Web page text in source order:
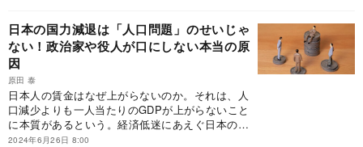
日本の国力減退は「人口問題」のせいじゃ
ない！政治家や役人が口にしない本当の原
因
原田 泰
日本人の賃金はなぜ上がらないのか。それは、人
口減少よりも一人当たりのGDPが上がらないこと
に本質があるという。経済低迷にあえぐ日本の問
題点を、アジア諸国と比較して分析する。本稿
2024年6月26日 8:00